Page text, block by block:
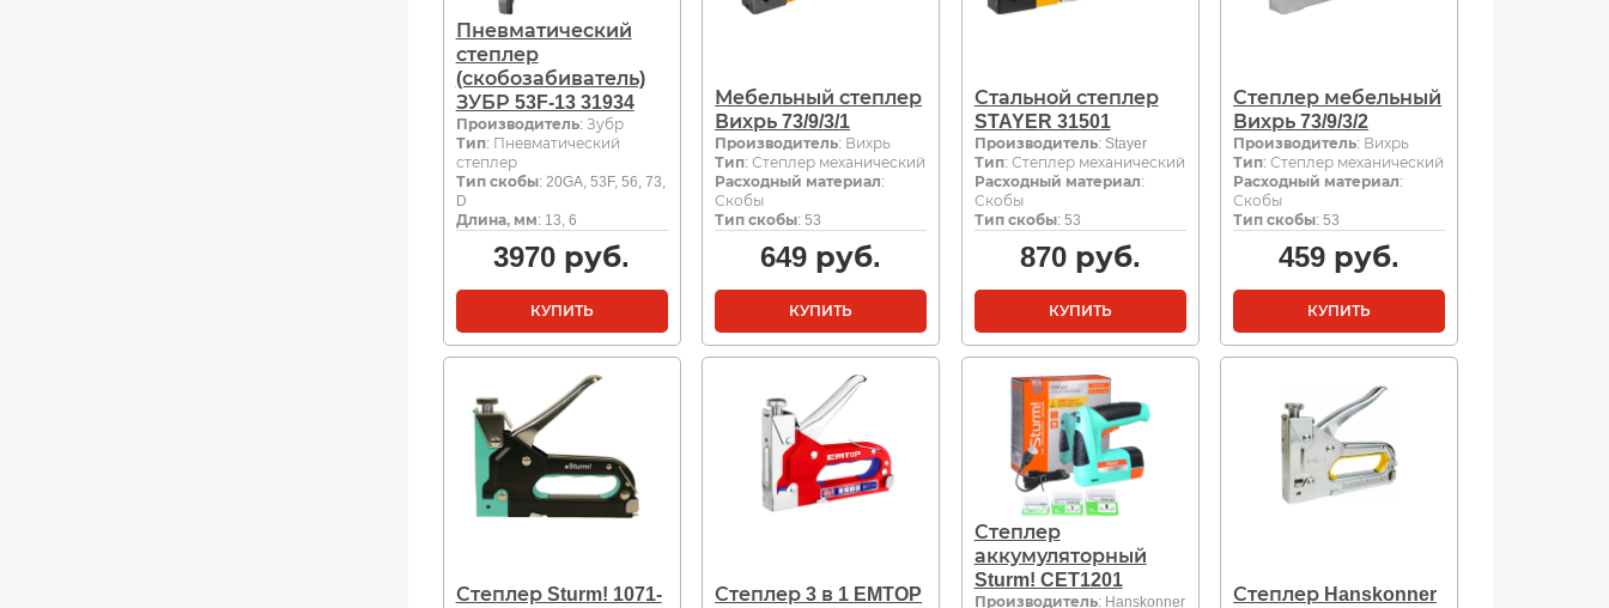
Пневматический
степлер
(скобозабиватель)
ЗУБР 53F-13 31934
Производитель: Зубр
Тип: Пневматический
степлер
Тип скобы: 20GA, 53F, 56, 73,
D
Длина, мм: 13, 6
3970 руб.
КУПИТЬ
Мебельный степлер
Вихрь 73/9/3/1
Производитель: Вихрь
Тип: Степлер механический
Расходный материал:
Скобы
Тип скобы: 53
649 руб.
КУПИТЬ
Стальной степлер
STAYER 31501
Производитель: Stayer
Тип: Степлер механический
Расходный материал:
Скобы
Тип скобы: 53
870руб.
КУПИТЬ
Степлер мебельный
Вихрь 73/9/3/2
Производитель: Вихрь
Тип: Степлер механический
Расходный материал:
Скобы
Тип скобы: 53
459 руб.
КУПИТЬ
Степлер Sturm! 1071- Степлер 3 в 1 EMTOP
Степлер
аккумуляторный
Sturm! CET1201
Производитель: Hanskonner Степлер Hanskonner